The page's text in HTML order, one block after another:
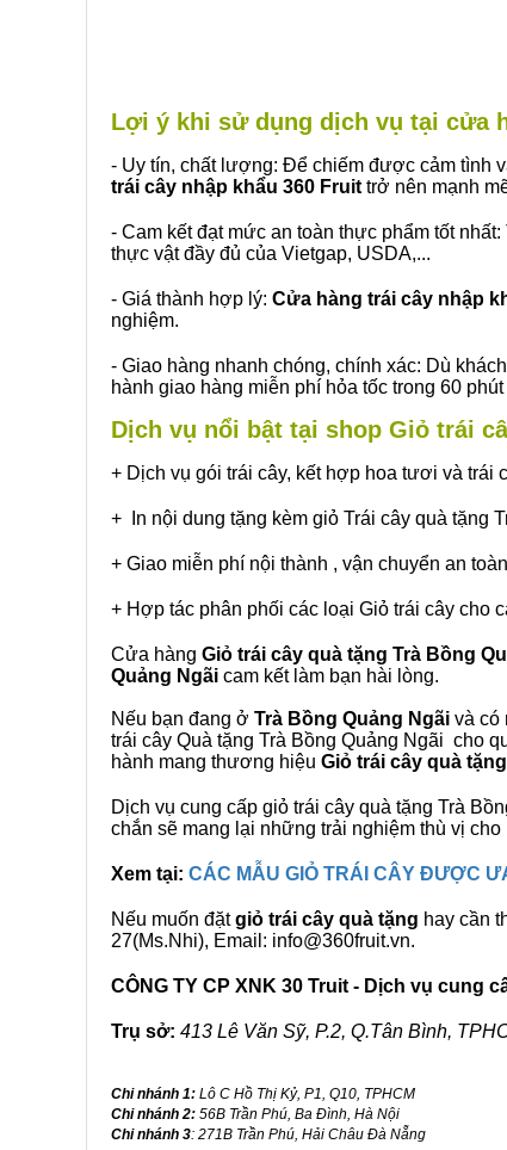
Lợi ý khi sử dụng dịch vụ tại cửa
- Uy tín, chất lượng: Để chiếm được cảm tình
trái cây nhập khẩu 360 Fruit trở nên mạnh
- Cam kết đạt mức an toàn thực phẩm tốt
thực vật đầy đủ của Vietgap, USDA,...
- Giá thành hợp lý: Cửa hàng trái cây nhập
nghiệm.
- Giao hàng nhanh chóng, chính xác: Dù
hành giao hàng miễn phí hỏa tốc trong 60
Dịch vụ nổi bật tại shop Giỏ trái
+ Dịch vụ gói trái cây, kết hợp hoa tươi và trái
+ In nội dung tặng kèm giỏ Trái cây quà tặng
+ Giao miễn phí nội thành , vận chuyển an toàn
+ Hợp tác phân phối các loại Giỏ trái cây cho
Cửa hàng Giỏ trái cây quà tặng Trà Bồng
Quảng Ngãi cam kết làm bạn hài lòng.
Nếu bạn đang ở Trà Bồng Quảng Ngãi và có
trái cây Quà tặng Trà Bồng Quảng Ngãi cho
hành mang thương hiệu Giỏ trái cây quà
Dịch vụ cung cấp giỏ trái cây quà tặng Trà
chắn sẽ mang lại những trải nghiệm thù vị cho
Xem tại: CÁC MẪU GIỎ TRÁI CÂY ĐƯỢC
Nếu muốn đặtgiỏ trái cây quà tặng hay cần
27(Ms.Nhi), Email: info@360fruit.vn.
CÔNG TY CP XNK 30 Truit - Dịch vụ cung
Trụ sở: 413 Lê Văn Sỹ, P.2, Q.Tân Bình,
Chi nhánh 1: Lô C Hồ Thị Kỷ, P1, Q10, TPHCM
Chi nhánh 2: 56B Trần Phú, Ba Đình, Hà Nội
Chi nhánh 3: 271B Trần Phú, Hải Châu Đà Nẵng